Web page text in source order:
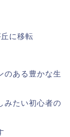
に移転
のある豊かな生
みたい初心者の